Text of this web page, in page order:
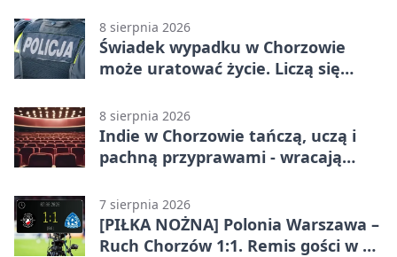
8 sierpnia 2026
Świadek wypadku w Chorzowie
może uratować życie. Liczą się
8 sierpnia 2026
Indie w Chorzowie tańczą, uczą i
pachną przyprawami - wracają
7 sierpnia 2026
[PIŁKA NOŻNA] Polonia Warszawa –
Ruch Chorzów 1:1. Remis gości w 3.